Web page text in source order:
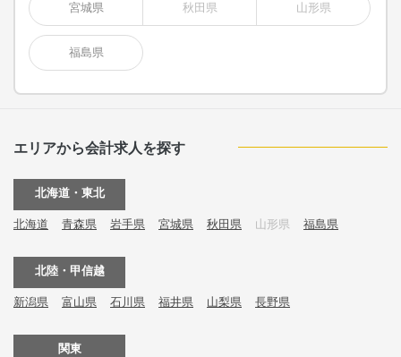
宮城県 秋田県 山形県
福島県
エリアから会計求人を探す
北海道・東北
北海道 青森県 岩手県 宮城県 秋田県 山形県 福島県
北陸・甲信越
新潟県 富山県 石川県 福井県 山梨県 長野県
関東